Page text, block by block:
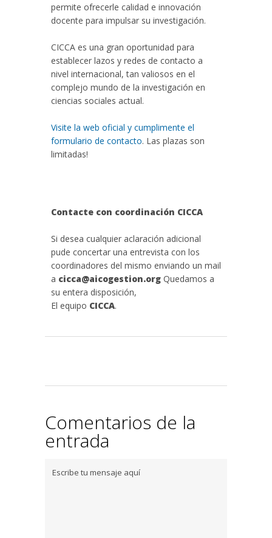
permite ofrecerle calidad e innovación
docente para impulsar su investigación.
CICCA es una gran oportunidad para
establecer lazos y redes de contacto a
nivel internacional, tan valiosos en el
complejo mundo de la investigación en
ciencias sociales actual.
Visite la web oficial y cumplimente el
formulario de contacto. Las plazas son
limitadas!
Contacte con coordinación CICCA
Si desea cualquier aclaración adicional
pude concertar una entrevista con los
coordinadores del mismo enviando un mail
a cicca@aicogestion.org Quedamos a
su entera disposición,
El equipo CICCA.
Comentarios de la
entrada